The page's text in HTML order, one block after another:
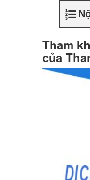
Tham
của